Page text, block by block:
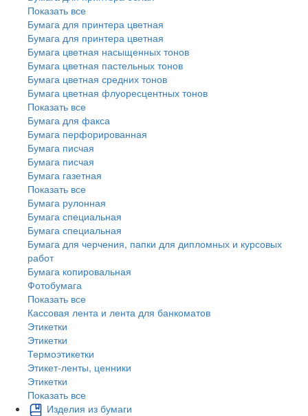
Показать все
Бумага для принтера цветная
Бумага для принтера цветная
Бумага цветная насыщенных тонов
Бумага цветная пастельных тонов
Бумага цветная средних тонов
Бумага цветная флуоресцентных тонов
Показать все
Бумага для факса
Бумага перфорированная
Бумага писчая
Бумага писчая
Бумага газетная
Показать все
Бумага рулонная
Бумага специальная
Бумага специальная
Бумага для черчения, папки для дипломных и курсовых
работ
Бумага копировальная
Фотобумага
Показать все
Кассовая лента и лента для банкоматов
Этикетки
Этикетки
Термоэтикетки
Этикет-ленты, ценники
Этикетки
Показать все
Изделия из бумаги